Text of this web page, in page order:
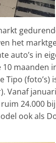
het
auto’s in
maanden
Tipo (foto’s)
Vanaf
24.000
ook als